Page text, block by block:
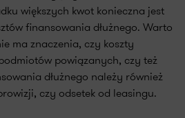
większych kwot konieczna jest
finansowania dłużnego. Warto
ma znaczenia, czy koszty
powiązanych, czy też
dłużnego należy również
czy odsetek od leasingu.